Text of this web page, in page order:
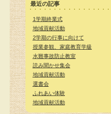
最近の記事
1学期終業式
地域貢献活動
2学期の行事に向けて
授業参観、家庭教育学級
水難事故防止教室
読み聞かせ集会
地域貢献活動
選書会
ふれあい体験
地域貢献活動